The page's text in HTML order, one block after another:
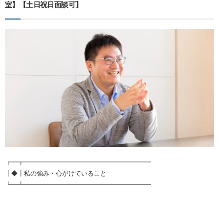
室】【土日祝日面談可】
┏━┳━━━━━━━━━━━━━━━━━━━━
┃◆┃私の強み・心がけていること
┗━┻━━━━━━━━━━━━━━━━━━━━